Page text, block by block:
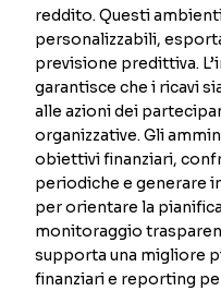
reddito. Questi
personalizzabili,
previsione predittiva.
garantisce che i ricavi
alle azioni dei
organizzative. Gli
obiettivi finanziari,
periodiche e generare
per orientare la
monitoraggio
supporta una migliore
finanziari e reporting